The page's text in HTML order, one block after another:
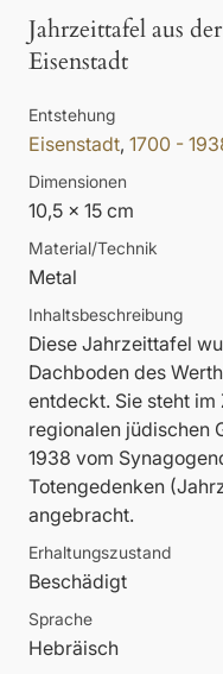
Jahrzeittafel aus
Eisenstadt
Entstehung
Eisenstadt, 1700 -
Dimensionen
10,5 x 15 cm
Material/Technik
Metal
Inhaltsbeschreibung
Diese Jahrzeittafel
Dachboden des
entdeckt. Sie steht
regionalen jüdischen
1938 vom
Totengedenken
angebracht.
Erhaltungszustand
Beschädigt
Sprache
Hebräisch